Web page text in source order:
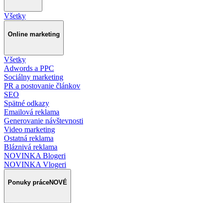
Všetky
Online marketing
Všetky
Adwords a PPC
Sociálny marketing
PR a postovanie článkov
SEO
Spätné odkazy
Emailová reklama
Generovanie návštevnosti
Video marketing
Ostatná reklama
Bláznivá reklama
NOVINKA Blogeri
NOVINKA Vlogeri
Ponuky práceNOVÉ